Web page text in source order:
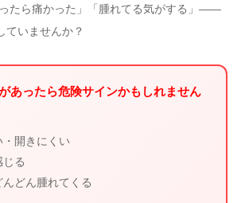
たら痛かった」「腫れてる気がする」――
ていませんか？
あったら危険サインかもしれません
・開きにくい
る
どん腫れてくる